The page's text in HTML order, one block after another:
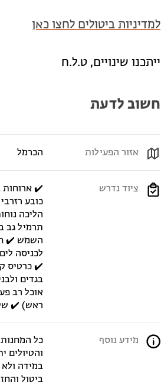
למדיניות ביטולים לחצו כאן
ייתכנו שינויים, ט.ל.ח
חשוב לדעת
אזור הפעילות הכרמל
ציוד נדרש
✔️ ארוחות
הליכה
תרמיל גב
לכניסה
✔️ כרטיס
בגדים
אוכל רב
ראש) ✔️
מידע נוסף
כל
והטיולים
במידה
ביטול